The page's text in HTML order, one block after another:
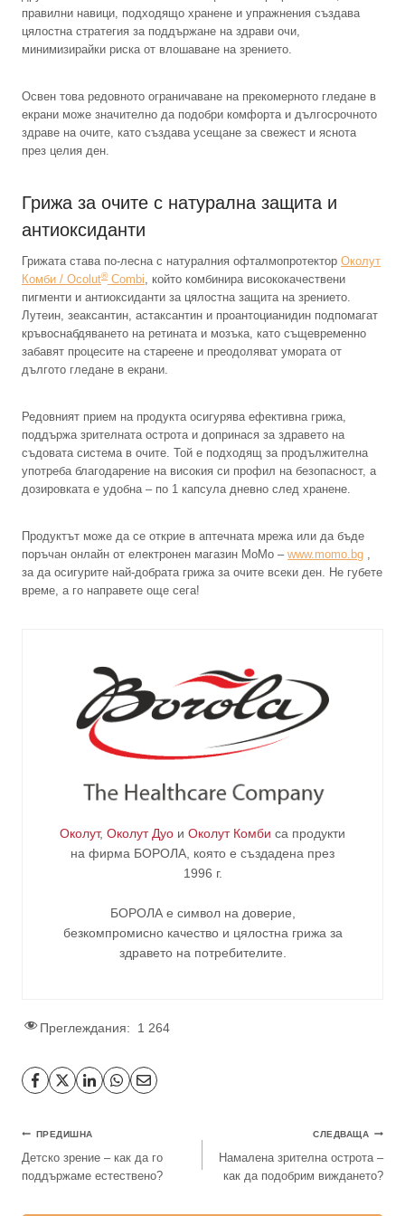
правилни навици, подходящо хранене и упражнения създава
цялостна стратегия за поддържане на здрави очи,
минимизирайки риска от влошаване на зрението.
Освен това редовното ограничаване на прекомерното гледане в
екрани може значително да подобри комфорта и дългосрочното
здраве на очите, като създава усещане за свежест и яснота
през целия ден.
Грижа за очите с натурална защита и
антиоксиданти
Грижата става по-лесна с натуралния офталмопротектор Околут
Комби / Ocolut®Combi , който комбинира висококачествени
пигменти и антиоксиданти за цялостна защита на зрението.
Лутеин, зеаксантин, астаксантин и проантоцианидин подпомагат
кръвоснабдяването на ретината и мозъка, като същевременно
забавят процесите на стареене и преодоляват умората от
дългото гледане в екрани.
Редовният прием на продукта осигурява ефективна грижа,
поддържа зрителната острота и допринася за здравето на
съдовата система в очите. Той е подходящ за продължителна
употреба благодарение на високия си профил на безопасност, а
дозировката е удобна – по 1 капсула дневно след хранене.
Продуктът може да се открие в аптечната мрежа или да бъде
поръчан онлайн от електронен магазин MoMo – www.momo.bg
за да осигурите най-добрата грижа за очите всеки ден. Не губете
време, а го направете още сега!
Околут, Околут Дуо и Околут Комби са продукти
на фирма БОРОЛА , която е създадена през
1996 г.
БОРОЛА е символ на доверие,
безкомпромисно качество и цялостна грижа за
здравето на потребителите
Преглеждания: 1 264
ПРЕДИШНА
Детско зрение – как да го
поддържаме естествено?
СЛЕДВАЩА
Намалена зрителна острота –
как да подобрим виждането?